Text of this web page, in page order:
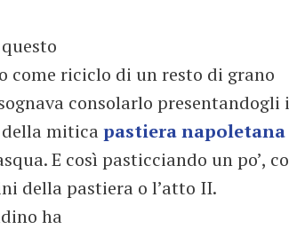
come riciclo di un resto di grano
consolarlo presentandogli i
miticapastiera napoletana
E così pasticciando un po’,
della pastiera o l’atto II.
ha